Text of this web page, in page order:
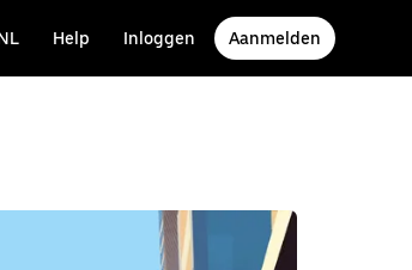
Help Inloggen Aanmelden